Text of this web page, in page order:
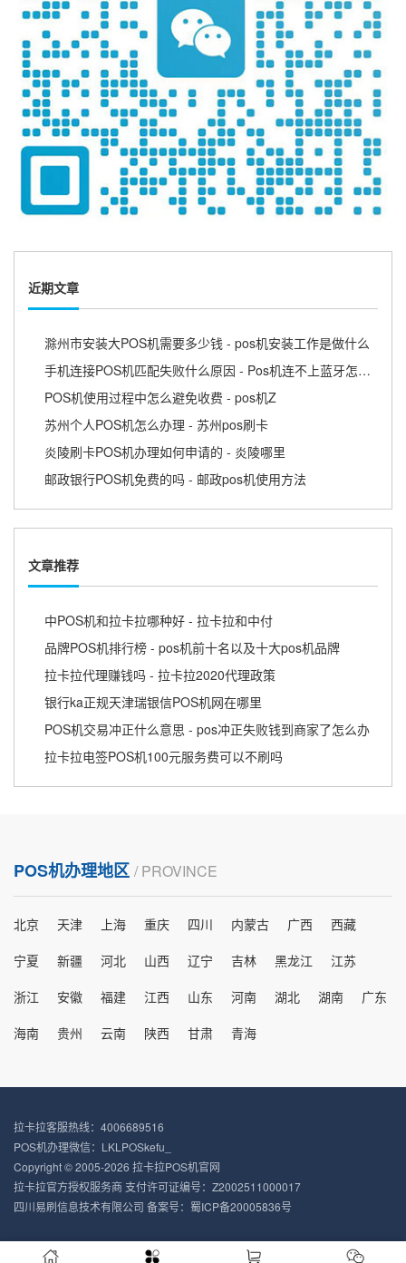
近期文章
滁州市安装大POS机需要多少钱 - pos机安装工作是做什么
手机连接POS机匹配失败什么原因 - Pos机连不上蓝牙怎么回事
POS机使用过程中怎么避免收费 - pos机Z
苏州个人POS机怎么办理 - 苏州pos刷卡
炎陵刷卡POS机办理如何申请的 - 炎陵哪里
邮政银行POS机免费的吗 - 邮政pos机使用方法
文章推荐
中POS机和拉卡拉哪种好 - 拉卡拉和中付
品牌POS机排行榜 - pos机前十名以及十大pos机品牌
拉卡拉代理赚钱吗 - 拉卡拉2020代理政策
银行ka正规天津瑞银信POS机网在哪里
POS机交易冲正什么意思 - pos冲正失败钱到商家了怎么办
拉卡拉电签POS机100元服务费可以不刷吗
POS机办理地区 / PROVINCE
北京 天津 上海 重庆 四川 内蒙古 广西
西藏
宁夏
新疆 河北 山西 辽宁 吉林 黑龙江
江苏
浙江
安徽 福建 江西 山东 河南 湖北 湖南
广东
海南
贵州 云南 陕西 甘肃 青海
拉卡拉客服热线：4006689516
POS机办理微信：LKLPOSkefu_
Copyright © 2005-2026 拉卡拉POS机官网
拉卡拉官方授权服务商 支付许可证编号：Z2002511000017
四川易刷信息技术有限公司 备案号： 蜀ICP备20005836号